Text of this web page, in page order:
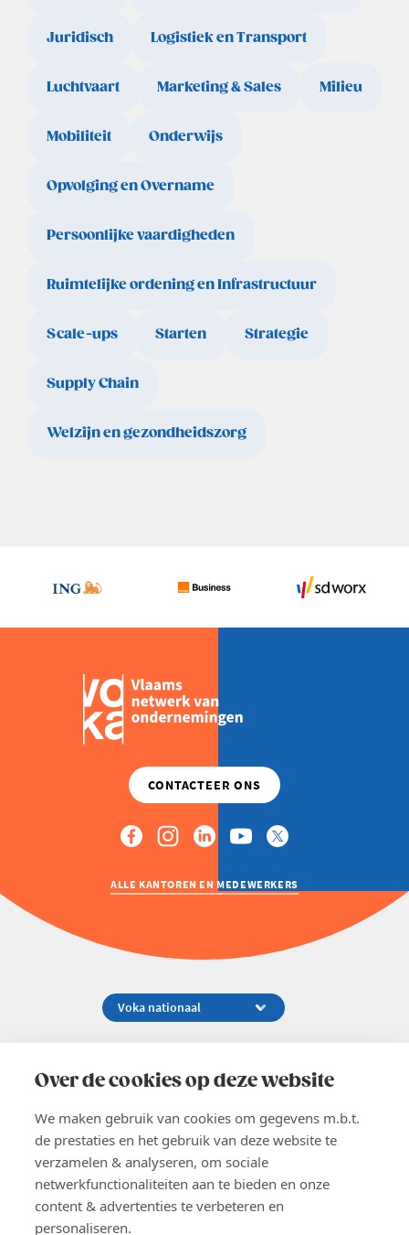
Over de cookies op deze website
We maken gebruik van cookies om gegevens m.b.t.
de prestaties en het gebruik van deze website te
verzamelen & analyseren, om sociale
netwerkfunctionaliteiten aan te bieden en onze
content & advertenties te verbeteren en
personaliseren.
Juridisch Logistiek en Transport
Luchtvaart Marketing & Sales Milieu
Mobiliteit Onderwijs
Opvolging en Overname
Persoonlijke vaardigheden
Ruimtelijke ordening en Infrastructuur
Scale-ups Starten Strategie
Supply Chain
Welzijn en gezondheidszorg
ALLE KANTOREN EN MEDEWERKERS
02 229 81 11
EN